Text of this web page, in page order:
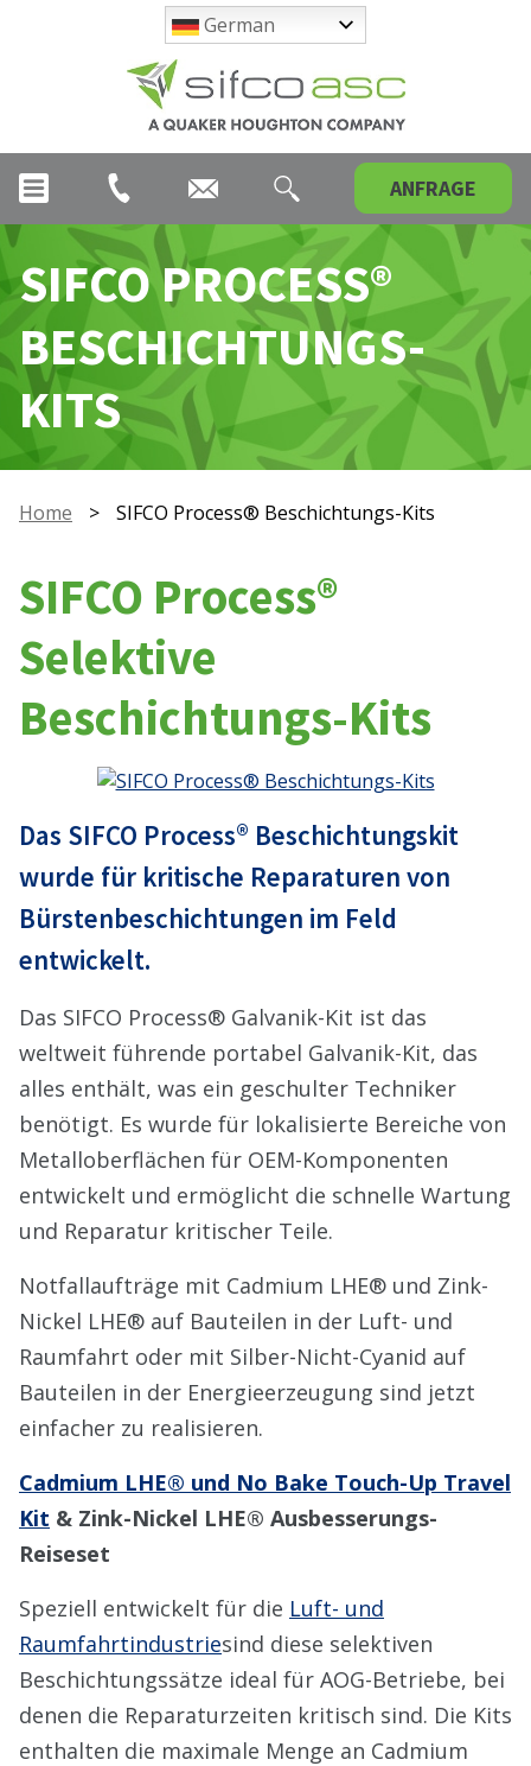
German
ANFRAGE
SIFCO PROCESS®
BESCHICHTUNGS-
KITS
Home > SIFCO Process® Beschichtungs-Kits
SIFCO Process®
Selektive
Beschichtungs-Kits
Das SIFCO Process® Beschichtungskit
wurde für kritische Reparaturen von
Bürstenbeschichtungen im Feld
entwickelt.
Das SIFCO Process® Galvanik-Kit ist das
weltweit führende portabel Galvanik-Kit, das
alles enthält, was ein geschulter Techniker
benötigt. Es wurde für lokalisierte Bereiche von
Metalloberflächen für OEM-Komponenten
entwickelt und ermöglicht die schnelle Wartung
und Reparatur kritischer Teile.
Notfallaufträge mit Cadmium LHE® und Zink-
Nickel LHE® auf Bauteilen in der Luft- und
Raumfahrt oder mit Silber-Nicht-Cyanid auf
Bauteilen in der Energieerzeugung sind jetzt
einfacher zu realisieren.
Cadmium LHE® und No Bake Touch-Up Travel
Kit & Zink-Nickel LHE® Ausbesserungs-
Reiseset
Speziell entwickelt für die Luft- und
Raumfahrtindustriesind diese selektiven
Beschichtungssätze ideal für AOG-Betriebe, bei
denen die Reparaturzeiten kritisch sind. Die Kits
enthalten die maximale Menge an Cadmium